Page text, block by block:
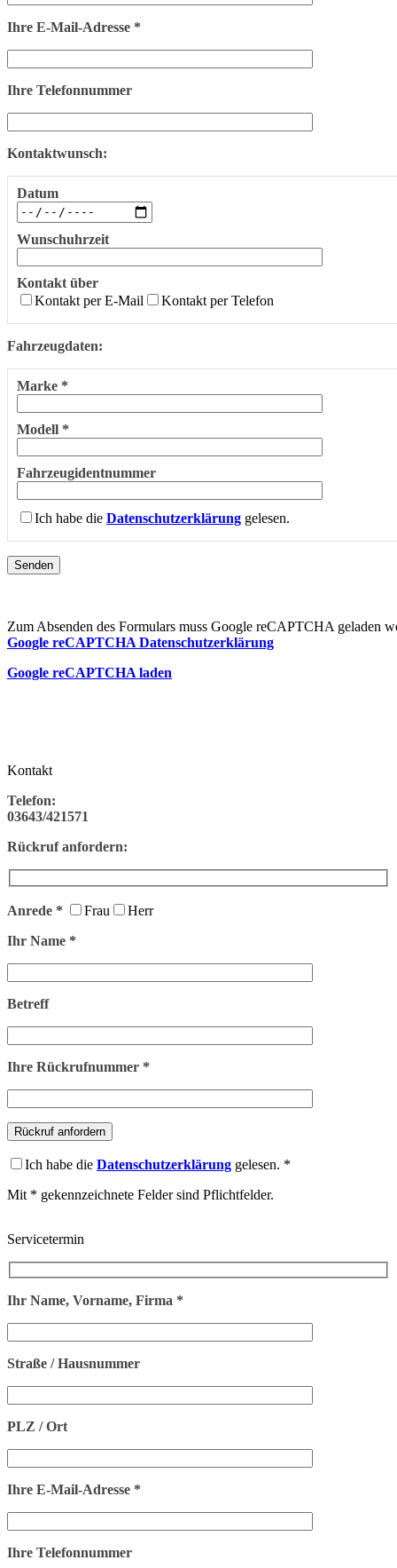
Ihre E-Mail-Adresse *
Ihre Telefonnummer
Kontaktwunsch:
Datum
Wunschuhrzeit
Kontakt über
Kontakt per E-Mail
Kontakt per Telefon
Fahrzeugdaten:
Marke *
Modell *
Fahrzeugidentnummer
Ich habe die Datenschutzerklärung gelesen.
Zum Absenden des Formulars muss Google reCAPTCHA geladen
Google reCAPTCHA Datenschutzerklärung
Google reCAPTCHA laden
Kontakt
Telefon:
03643/421571
Rückruf anfordern:
Anrede * Frau
Herr
Ihr Name *
Betreff
Ihre Rückrufnummer *
Ich habe die Datenschutzerklärung gelesen. *
Mit * gekennzeichnete Felder sind Pflichtfelder.
Servicetermin
Ihr Name, Vorname, Firma *
Straße / Hausnummer
PLZ / Ort
Ihre E-Mail-Adresse *
Ihre Telefonnummer